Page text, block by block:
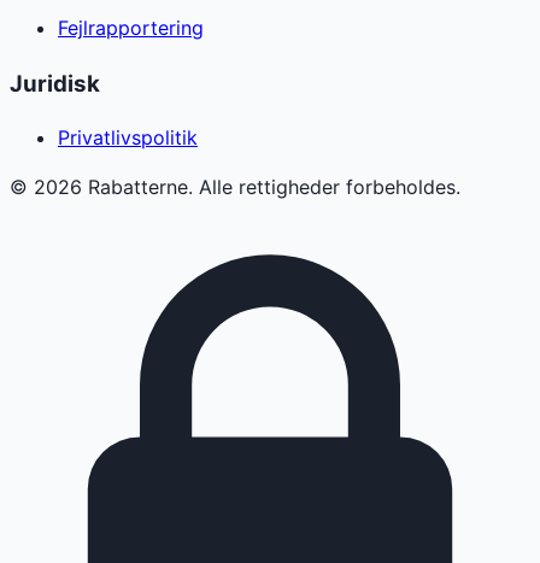
Fejlrapportering
Juridisk
Privatlivspolitik
© 2026 Rabatterne. Alle rettigheder forbeholdes.